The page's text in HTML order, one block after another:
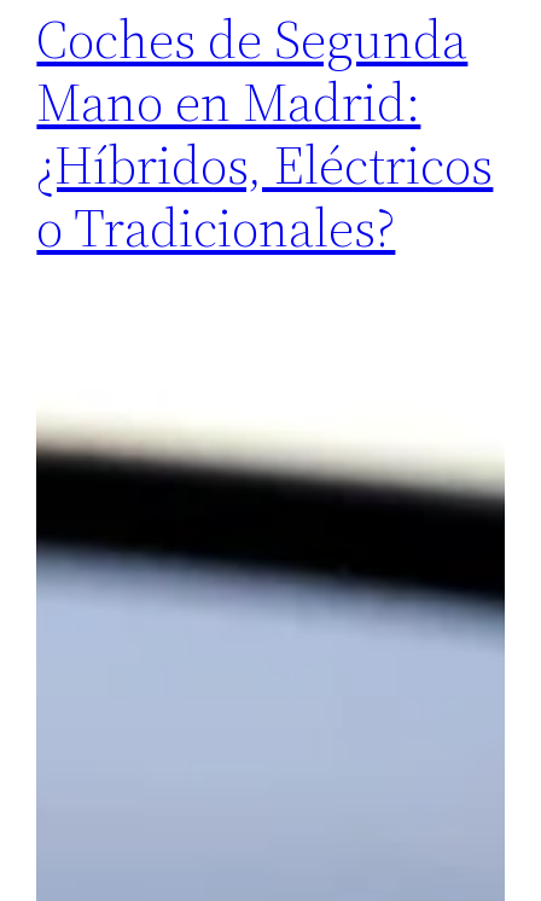
Coches de Segunda
Mano en Madrid:
¿Híbridos, Eléctricos
o Tradicionales?